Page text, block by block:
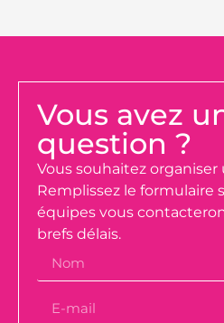
Vous avez
question ?
Vous souhaitez
Remplissez le formulaire
équipes vous
brefs délais.